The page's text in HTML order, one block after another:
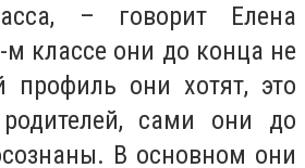
– говорит Елена
классе они до конца не
профиль они хотят, это
сами они до
В основном они